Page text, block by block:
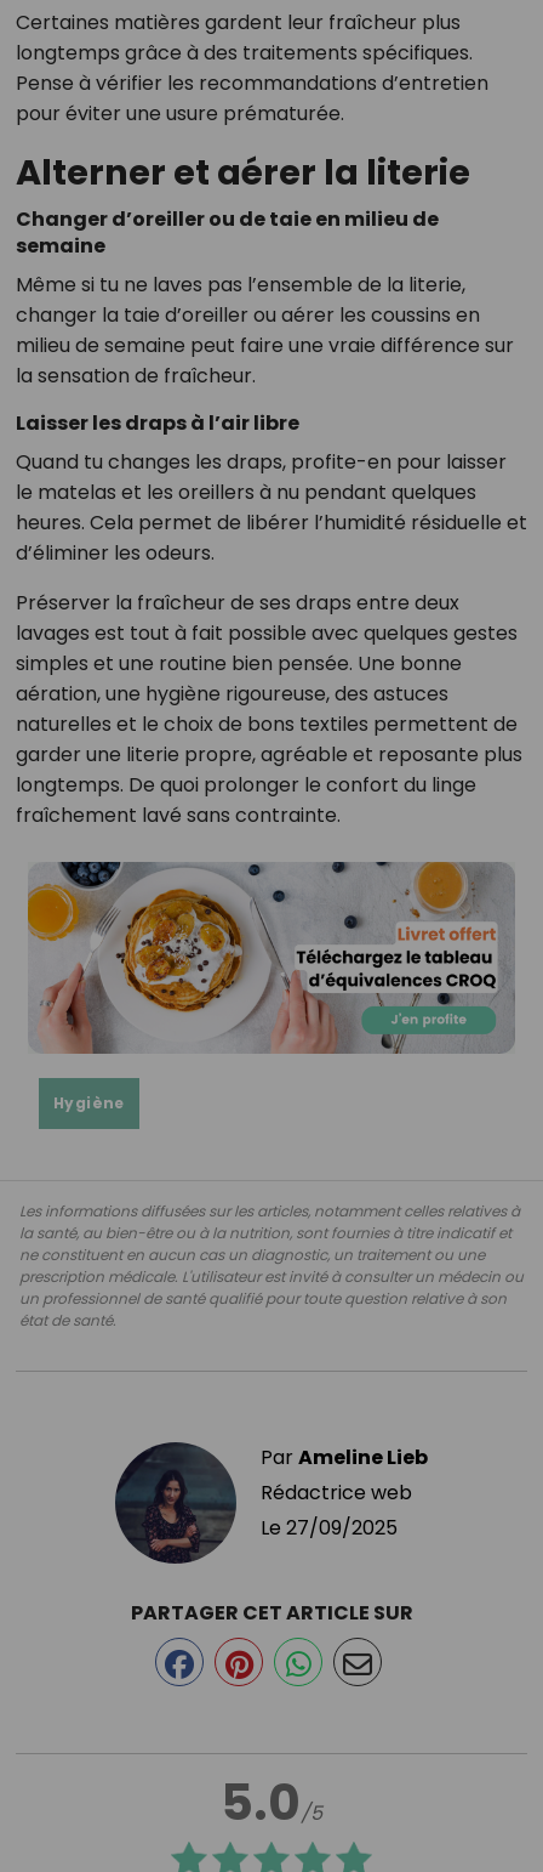
Certaines matières gardent leur fraîcheur plus
longtemps grâce à des traitements spécifiques.
Pense à vérifier les recommandations d’entretien
pour éviter une usure prématurée.
Alterner et aérer la literie
Changer d’oreiller ou de taie en milieu de
semaine
Même si tu ne laves pas l’ensemble de la literie,
changer la taie d’oreiller ou aérer les coussins en
milieu de semaine peut faire une vraie différence sur
la sensation de fraîcheur.
Laisser les draps à l’air libre
Quand tu changes les draps, profite-en pour laisser
le matelas et les oreillers à nu pendant quelques
heures. Cela permet de libérer l’humidité résiduelle et
d’éliminer les odeurs.
Préserver la fraîcheur de ses draps entre deux
lavages est tout à fait possible avec quelques gestes
simples et une routine bien pensée. Une bonne
aération, une hygiène rigoureuse, des astuces
naturelles et le choix de bons textiles permettent de
garder une literie propre, agréable et reposante plus
longtemps. De quoi prolonger le confort du linge
fraîchement lavé sans contrainte.
Hygiène
Les informations diffusées sur les articles, notamment celles relatives à
la santé, au bien-être ou à la nutrition, sont fournies à titre indicatif et
ne constituent en aucun cas un diagnostic, un traitement ou une
prescription médicale. L'utilisateur est invité à consulter un médecin ou
un professionnel de santé qualifié pour toute question relative à son
état de santé.
ParAmeline Lieb
Rédactrice web
Le 27/09/2025
5.0/5
PARTAGER CET ARTICLE SUR